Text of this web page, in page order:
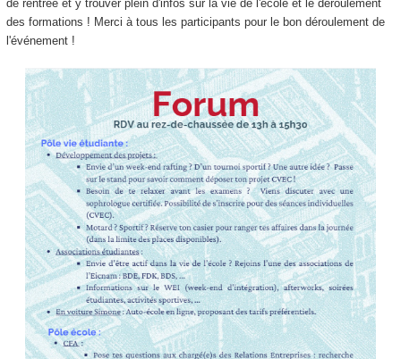
de rentrée et y trouver plein d'infos sur la vie de l'école et le déroulement
des formations ! Merci à tous les participants pour le bon déroulement de
l'événement !